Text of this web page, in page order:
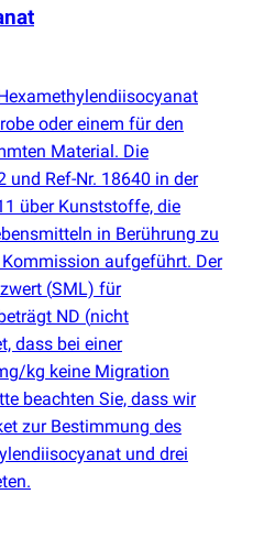
oder einem für den
Material. Die
und Ref-Nr. 18640 in der
über Kunststoffe, die
in Berührung zu
aufgeführt. Der
(SML) für
ND (nicht
dass bei einer
kg keine Migration
beachten Sie, dass wir
zur Bestimmung des
und drei